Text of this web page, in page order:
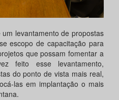
levantamento de propostas
escopo de capacitação para
que possam fomentar a
feito esse levantamento,
do ponto de vista mais real,
las em implantação o mais